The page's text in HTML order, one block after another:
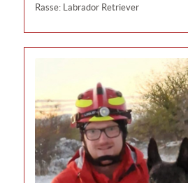
Rasse: Labrador Retriever